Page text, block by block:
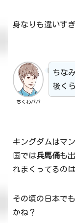
身なりも違いす
ちくわパパ
ちな
後く
キングダムはマ
国では兵馬俑も
れまくってるの
その頃の日本で
かね？